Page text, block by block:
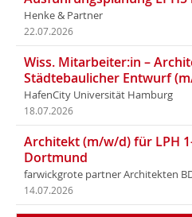
Henke & Partner
22.07.2026
Wiss. Mitarbeiter:in –
Städtebaulicher Entwurf
HafenCity Universität Hamburg
18.07.2026
Architekt (m/w/d) für LPH
Dortmund
farwickgrote partner Architekten
14.07.2026